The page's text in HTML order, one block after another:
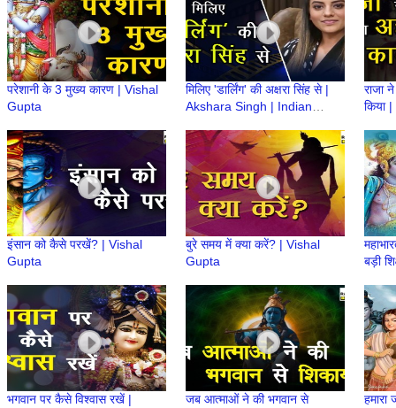
परेशानी के 3 मुख्य कारण | Vishal
Gupta
मिलिए 'डार्लिंग' की अक्षरा सिंह से |
Akshara Singh | Indian
राजा
किया
इंसान को कैसे परखें? | Vishal
Gupta
बुरे समय में क्या करें? | Vishal
Gupta
बड़ी
भगवान पर कैसे विश्वास रखें |
जब आत्माओं ने की भगवान से